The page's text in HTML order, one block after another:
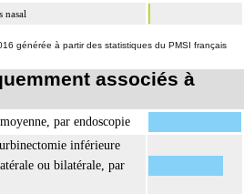
nasal
générée à partir des statistiques du PMSI français
associés à
par endoscopie
inférieure
ou bilatérale, par